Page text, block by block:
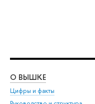
О ВЫШКЕ
Цифры и факты